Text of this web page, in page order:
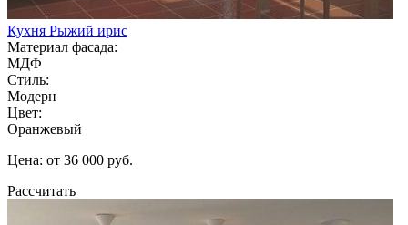
Кухня Рыжий ирис
Материал фасада:
МДФ
Стиль:
Модерн
Цвет:
Оранжевый
Цена: от 36 000 руб.
Рассчитать